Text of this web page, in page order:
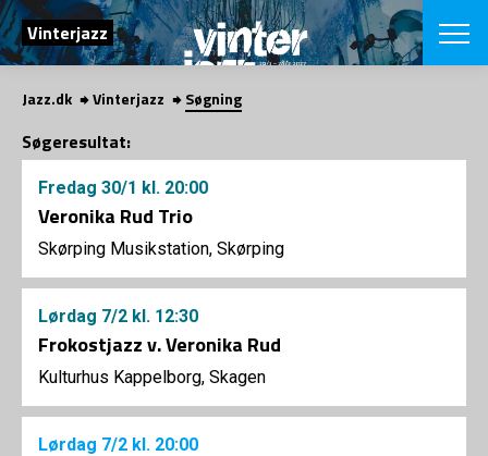
SØG
Vinterjazz
App
Venues &
Om
Om
Jazz.dk Vinterjazz Søgning
Søgeresultat:
Fredag 30/1 kl. 20:00
Veronika Rud Trio
Skørping Musikstation, Skørping
Lørdag 7/2 kl. 12:30
Frokostjazz v. Veronika Rud
Kulturhus Kappelborg, Skagen
Lørdag 7/2 kl. 20:00